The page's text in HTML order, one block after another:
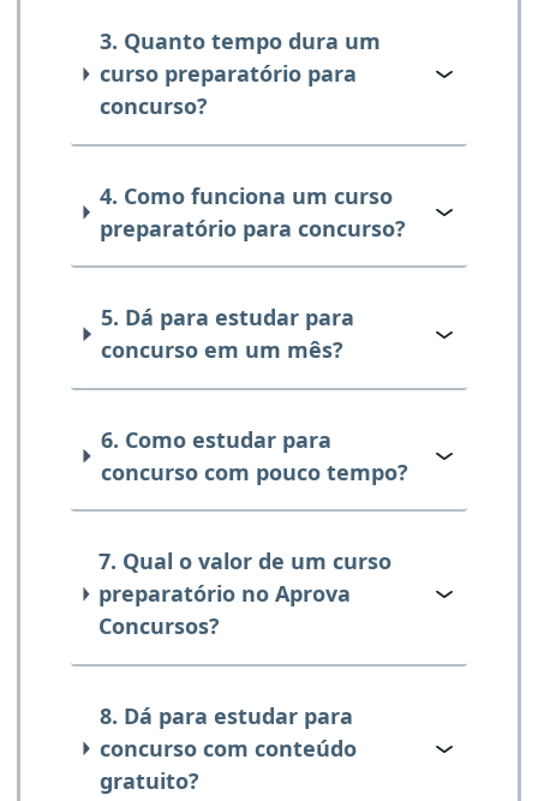
3. Quanto tempo dura um
curso preparatório para
concurso?
4. Como funciona um curso
preparatório para concurso?
5. Dá para estudar para
concurso em um mês?
6. Como estudar para
concurso com pouco tempo?
7. Qual o valor de um curso
preparatório no Aprova
Concursos?
8. Dá para estudar para
concurso com conteúdo
gratuito?